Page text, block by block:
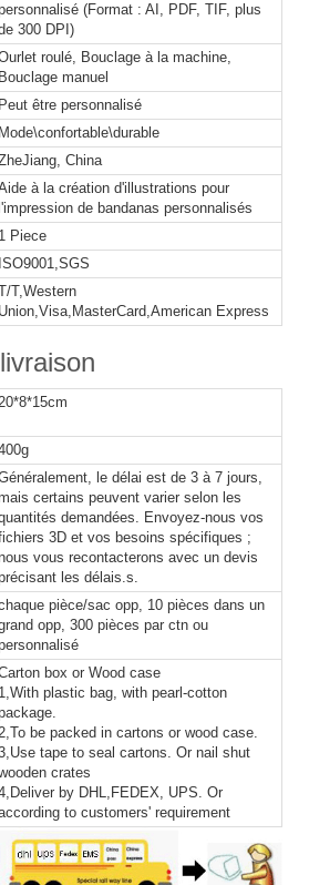
(Format : AI, PDF, TIF, plus
300 DPI)
roulé, Bouclage à la machine,
Bouclage manuel
Peut être personnalisé
Mode\confortable\durable
China
à la création d'illustrations pour
l'impression de bandanas personnalisés
1 Piece
ISO9001,SGS
T,Western
Union,Visa,MasterCard,American Express
le délai est de 3 à 7 jours,
certains peuvent varier selon les
demandées. Envoyez-nous vos
3D et vos besoins spécifiques ;
vous recontacterons avec un devis
les délais.s.
pièce/sac opp, 10 pièces dans un
opp, 300 pièces par ctn ou
box or Wood case
1,With plastic bag, with pearl-cotton
be packed in cartons or wood case.
tape to seal cartons. Or nail shut
crates
by DHL,FEDEX, UPS. Or
to customers' requirement